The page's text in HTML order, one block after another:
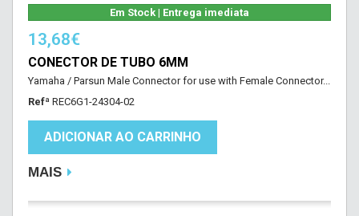
Em Stock | Entrega imediata
13,68€
CONECTOR DE TUBO 6MM
Yamaha / Parsun Male Connector for use with Female Connector...
Refª REC6G1-24304-02
ADICIONAR AO CARRINHO
MAIS